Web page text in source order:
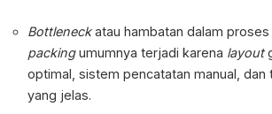
Bottleneckatau hambatan dalam proses
packingumumnya terjadi karena layout
optimal, sistem pencatatan manual, dan
yang jelas.